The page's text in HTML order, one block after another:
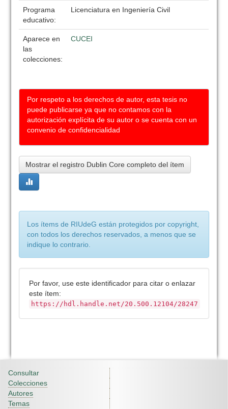
Programa
educativo:
Licenciatura en Ingeniería Civil
Aparece en
las
colecciones:
CUCEI
Por respeto a los derechos de autor, esta tesis no
puede publicarse ya que no contamos con la
autorización explícita de su autor o se cuenta con un
convenio de confidencialidad
Mostrar el registro Dublin Core completo del ítem
Los ítems de RIUdeG están protegidos por copyright,
con todos los derechos reservados, a menos que se
indique lo contrario.
Por favor, use este identificador para citar o enlazar
este ítem:
https://hdl.handle.net/20.500.12104/28247
Consultar
Colecciones
Autores
Temas